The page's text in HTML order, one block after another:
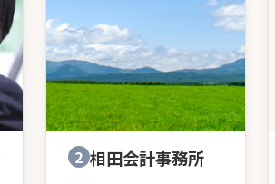
2 相田会計事務所